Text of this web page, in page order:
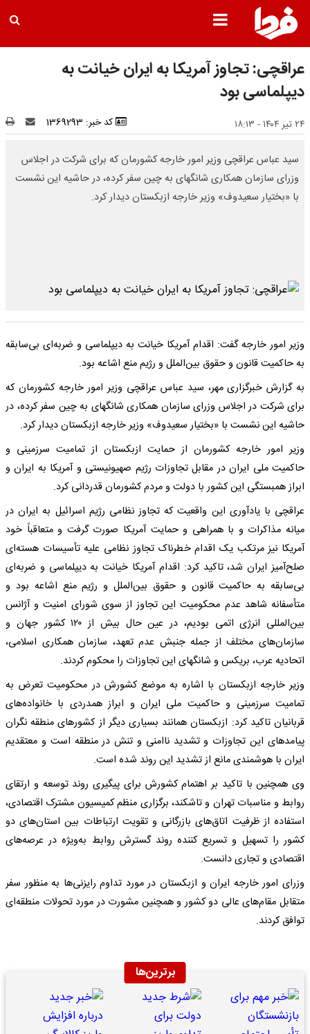
عراقچی: تجاوز آمریکا به ایران خیانت به
دیپلماسی بود
۲۴ تیر ۱۴۰۴ - ۱۸:۱۳ کد خبر: 1369293
سید عباس عراقچی وزیر امور خارجه کشورمان که برای شرکت در اجلاس
وزرای سازمان همکاری شانگهای به چین سفر کرده، در حاشیه این نشست
با «بختیار سعیدوف» وزیر خارجه ازبکستان دیدار کرد.
وزیر امور خارجه گفت: اقدام آمریکا خیانت به دیپلماسی و ضربه‌ای بی‌سابقه
به حاکمیت قانون و حقوق بین‌الملل و رژیم منع اشاعه بود.
به گزارش خبرگزاری مهر، سید عباس عراقچی وزیر امور خارجه کشورمان که
برای شرکت در اجلاس وزرای سازمان همکاری شانگهای به چین سفر کرده، در
حاشیه این نشست با «بختیار سعیدوف» وزیر خارجه ازبکستان دیدار کرد.
وزیر امور خارجه کشورمان از حمایت ازبکستان از تمامیت سرزمینی و
حاکمیت ملی ایران در مقابل تجاوزات رژیم صهیونیستی و آمریکا به ایران و
ابراز همبستگی این کشور با دولت و مردم کشورمان قدردانی کرد.
عراقچی با یادآوری این واقعیت که تجاوز نظامی رژیم اسرائیل به ایران در
میانه مذاکرات و با همراهی و حمایت آمریکا صورت گرفت و متعاقباً خود
آمریکا نیز مرتکب یک اقدام خطرناک تجاوز نظامی علیه تأسیسات هسته‌ای
صلح‌آمیز ایران شد، تاکید کرد: اقدام آمریکا خیانت به دیپلماسی و ضربه‌ای
بی‌سابقه به حاکمیت قانون و حقوق بین‌الملل و رژیم منع اشاعه بود و
متأسفانه شاهد عدم محکومیت این تجاوز از سوی شورای امنیت و آژانس
بین‌المللی انرژی اتمی بودیم، در عین حال بیش از ۱۲۰ کشور جهان و
سازمان‌های مختلف از جمله جنبش عدم تعهد، سازمان همکاری اسلامی،
اتحادیه عرب، بریکس و شانگهای این تجاوزات را محکوم کردند.
وزیر خارجه ازبکستان با اشاره به موضع کشورش در محکومیت تعرض به
تمامیت سرزمینی و حاکمیت ملی ایران و ابراز همدردی با خانواده‌های
قربانیان تاکید کرد: ازبکستان همانند بسیاری دیگر از کشورهای منطقه نگران
پیامدهای این تجاوزات و تشدید ناامنی و تنش در منطقه است و معتقدیم
ایران با هوشمندی مانع از تشدید این روند شده است.
وی همچنین با تاکید بر اهتمام کشورش برای پیگیری روند توسعه و ارتقای
روابط و مناسبات تهران و تاشکند، برگزاری منظم کمیسیون مشترک اقتصادی،
استفاده از ظرفیت اتاق‌های بازرگانی و تقویت ارتباطات بین استان‌های دو
کشور را تسهیل و تسریع کننده روند گسترش روابط به‌ویژه در عرصه‌های
اقتصادی و تجاری دانست.
وزرای امور خارجه ایران و ازبکستان در مورد تداوم رایزنی‌ها به منظور سفر
متقابل مقام‌های عالی دو کشور و همچنین مشورت در مورد تحولات منطقه‌ای
توافق کردند.
برترین‌ها